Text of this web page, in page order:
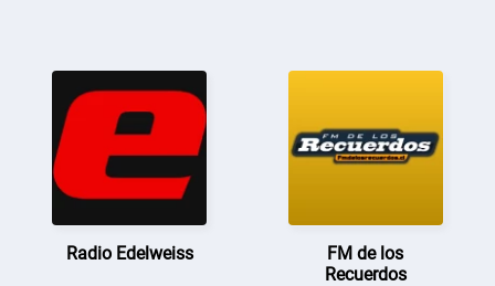
Radio Edelweiss
FM de los
Recuerdos